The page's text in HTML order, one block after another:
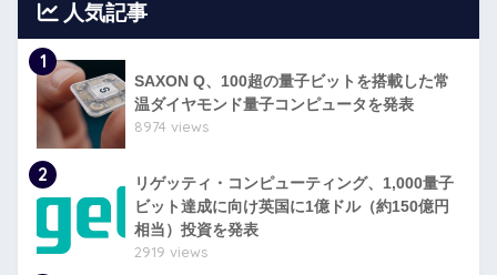
人気記事
1
SAXON Q、100超の量子ビットを搭載した常
温ダイヤモンド量子コンピュータを発表
8974 views
2
リゲッティ・コンピューティング、1,000量子
ビット達成に向け英国に1億ドル（約150億円
相当）投資を発表
2919 views